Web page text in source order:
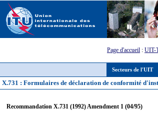
Secteurs de l'UIT
Page d'accueil : UIT-
X.731 : Formulaires de déclaration de conformité
Recommandation X.731 (1992) Amendment 1 (04/95)